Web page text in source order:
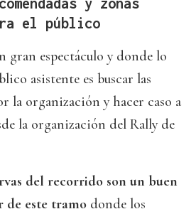
el público
gran espectáculo y donde lo
asistente es buscar las
la organización y hacer caso a
la organización del Rally de
del recorrido son un buen
de este tramo donde los